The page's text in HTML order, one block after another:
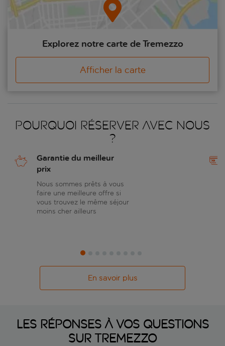
Explorez notre carte de Tremezzo
Afficher la carte
Pourquoi réserver avec nous
?
Garantie du meilleur
prix
Nous sommes prêts à vous
faire une meilleure offre si
vous trouvez le même séjour
moins cher ailleurs
En savoir plus
Les réponses à vos questions
sur Tremezzo